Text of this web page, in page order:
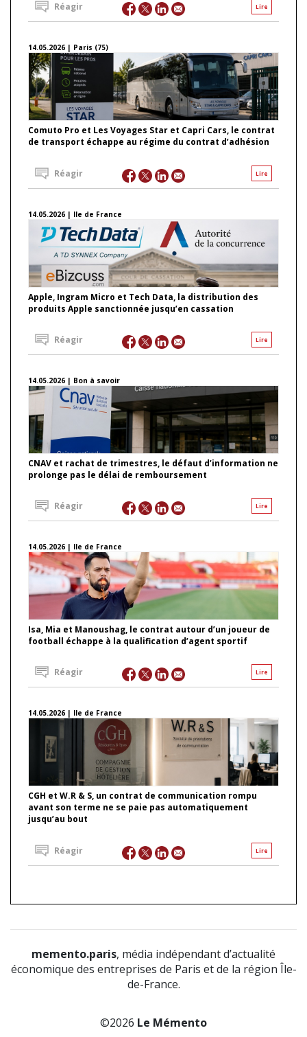
Lire
Réagir
14.05.2026 | Paris (75)
Comuto Pro et Les Voyages Star et Capri Cars, le contrat
de transport échappe au régime du contrat d’adhésion
Lire
Réagir
14.05.2026 | Ile de France
Apple, Ingram Micro et Tech Data, la distribution des
produits Apple sanctionnée jusqu’en cassation
Lire
Réagir
14.05.2026 | Bon à savoir
CNAV et rachat de trimestres, le défaut d’information ne
prolonge pas le délai de remboursement
Lire
Réagir
14.05.2026 | Ile de France
Isa, Mia et Manoushag, le contrat autour d’un joueur de
football échappe à la qualification d’agent sportif
Lire
Réagir
14.05.2026 | Ile de France
CGH et W.R & S, un contrat de communication rompu
avant son terme ne se paie pas automatiquement
jusqu’au bout
Lire
Réagir
memento.paris, média indépendant d’actualité
économique des entreprises de Paris et de la région Île-
de-France.
©2026 Le Mémento